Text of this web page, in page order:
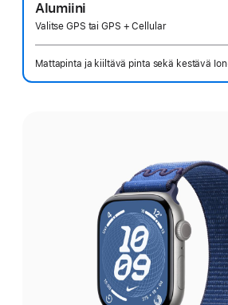
Alumiini
Valitse GPS tai GPS + Cellular
Mattapinta ja kiiltävä pinta sekä kestävä